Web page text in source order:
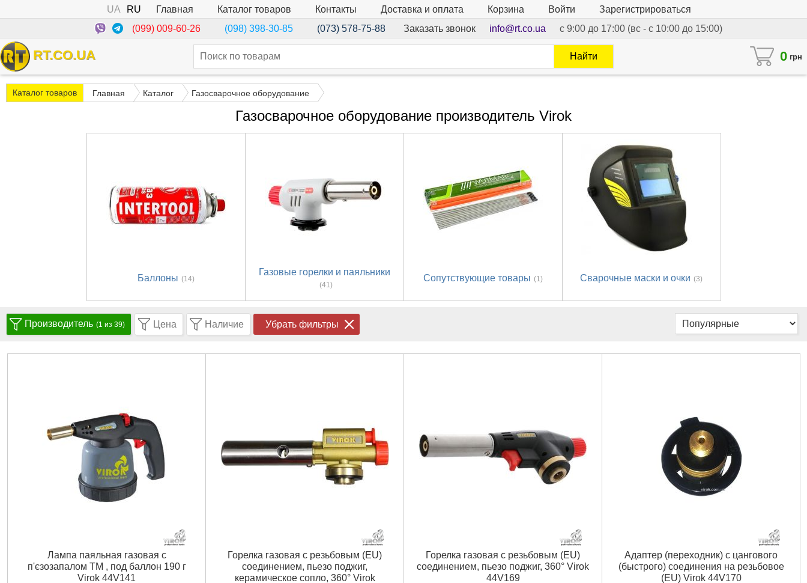
UA RU Главная Каталог товаров Контакты Доставка и оплата Корзина Войти
Зарегистрироваться
(099) 009-60-26
(098) 398-30-85 (073) 578-75-88 Заказать звонок info@rt.co.ua с 9:00 до 17:00 (вс - с 10:00 до 15:00)
RT.CO.UA 0 грн
Найти
Каталог товаров Главная Каталог Газосварочное оборудование
Газосварочное оборудование производитель Virok
Баллоны (14)
Газовые горелки и паяльники
(41)
Сопутствующие товары (1) Сварочные маски и очки (3)
Производитель (1 из 39) Цена Наличие Убрать фильтры
Лампа паяльная газовая с
п'єзозапалом ТМ , под баллон 190 г
Virok 44V141
Горелка газовая с резьбовым (EU)
соединением, пьезо поджиг,
керамическое сопло, 360° Virok
Горелка газовая с резьбовым (EU)
соединением, пьезо поджиг, 360° Virok
44V169
Адаптер (переходник) с цангового
(быстрого) соединения на резьбовое
(EU) Virok 44V170